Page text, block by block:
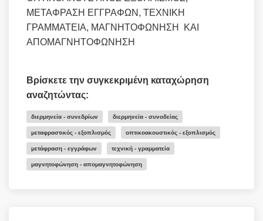
ΜΕΤΑΦΡΑΣΗ ΕΓΓΡΑΦΩΝ, ΤΕΧΝΙΚΗ
ΓΡΑΜΜΑΤΕΙΑ, ΜΑΓΝΗΤΟΦΩΝΗΣΗ ΚΑΙ
ΑΠΟΜΑΓΝΗΤΟΦΩΝΗΣΗ
Βρίσκετε την συγκεκριμένη καταχώρηση
αναζητώντας:
διερμηνεία - συνεδρίων διερμηνεία - συνοδείας
μεταφραστικός - εξοπλισμός οπτικοακουστικός - εξοπλισμός
μετάφραση - εγγράφων τεχνική - γραμματεία
μαγνητοφώνηση - απομαγνητοφώνηση